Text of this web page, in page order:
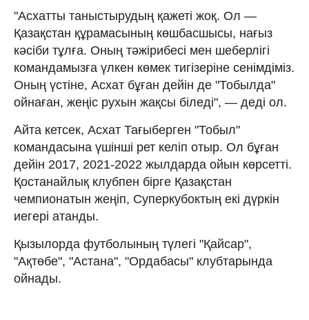
"Асхатты таныстырудың қажеті жоқ. Ол —
Қазақстан құрамасының көшбасшысы, нағыз
кәсіби тұлға. Оның тәжірибесі мен шеберлігі
командамызға үлкен көмек тигізеріне сенімдіміз.
Оның үстіне, Асхат бұған дейін де "Тобылда"
ойнаған, жеңіс рухын жақсы біледі", — деді ол.
Айта кетсек, Асхат Тағыберген "Тобыл"
командасына үшінші рет келіп отыр. Ол бұған
дейін 2017, 2021-2022 жылдарда ойын көрсетті.
Қостанайлық клубпен бірге Қазақстан
чемпионатын жеңіп, Суперкубоктың екі дүркін
иегері атанды.
Қызылорда футболының түлегі "Қайсар",
"Ақтөбе", "Астана", "Ордабасы" клубтарында
ойнады.